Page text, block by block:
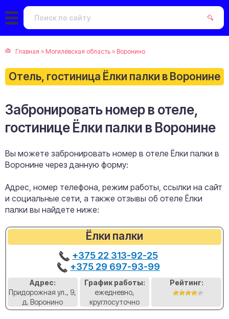
Главная » Могилёвская область » Воронино
Отель, гостиница Ёлки палки в Воронине
Забронировать номер в отеле,
гостинице Ёлки палки в Воронине
Вы можете забронировать номер в отеле Ёлки палки в
Воронине через данную форму:
Адрес, номер телефона, режим работы, ссылки на сайт
и социальные сети, а также отзывы об отеле Ёлки
палки вы найдете ниже:
Ёлки палки
+375 22 313-92-25
+375 29 697-93-99
Адрес:
Придорожная ул., 9,
д. Воронино
График работы:
ежедневно,
круглосуточно
Рейтинг: